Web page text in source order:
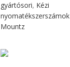
gyártósori, Kézi
nyomatékszerszámok
Mountz